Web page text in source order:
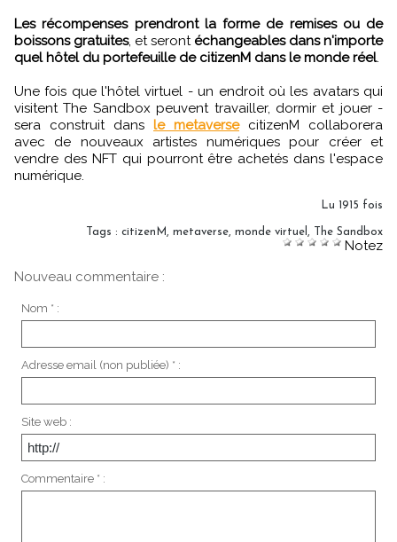
Les récompenses prendront la forme de remises ou de
boissons gratuites, et seront échangeables dans n'importe
quel hôtel du portefeuille de citizenM dans le monde réel.
Une fois que l'hôtel virtuel - un endroit où les avatars qui
visitent The Sandbox peuvent travailler, dormir et jouer -
sera construit dans le metaversecitizenM collaborera
avec de nouveaux artistes numériques pour créer et
vendre des NFT qui pourront être achetés dans l'espace
numérique.
Lu 1915 fois
Tags : citizenM, metaverse, monde virtuel , The Sandbox
Notez
Nouveau commentaire :
Nom * :
Adresse email (non publiée) * :
Site web :
Commentaire * :